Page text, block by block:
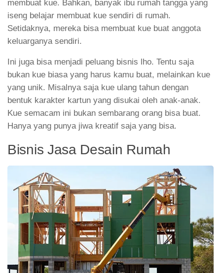
membuat kue. Bahkan, banyak ibu rumah tangga yang
iseng belajar membuat kue sendiri di rumah.
Setidaknya, mereka bisa membuat kue buat anggota
keluarganya sendiri.
Ini juga bisa menjadi peluang bisnis lho. Tentu saja
bukan kue biasa yang harus kamu buat, melainkan kue
yang unik. Misalnya saja kue ulang tahun dengan
bentuk karakter kartun yang disukai oleh anak-anak.
Kue semacam ini bukan sembarang orang bisa buat.
Hanya yang punya jiwa kreatif saja yang bisa.
Bisnis Jasa Desain Rumah